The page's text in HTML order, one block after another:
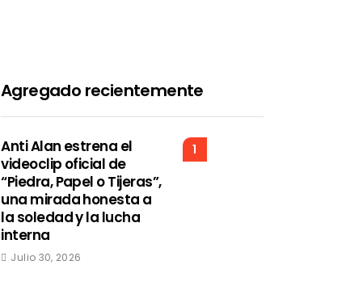
Agregado recientemente
1
Anti Alan estrena el
videoclip oficial de
“Piedra, Papel o Tijeras”,
una mirada honesta a
la soledad y la lucha
interna
Julio 30, 2026